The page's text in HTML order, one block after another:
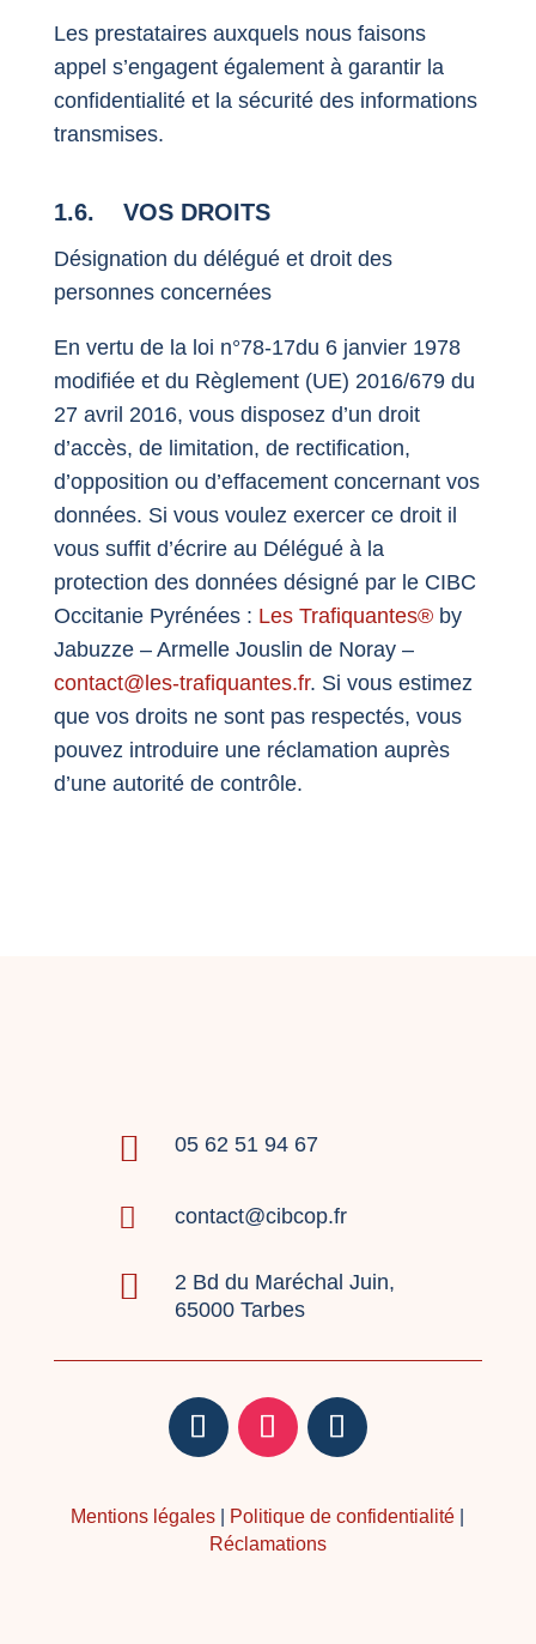
Les prestataires auxquels nous faisons
appel s’engagent également à garantir la
confidentialité et la sécurité des informations
transmises.
1.6. VOS DROITS
Désignation du délégué et droit des
personnes concernées
En vertu de la loi n°78-17du 6 janvier 1978
modifiée et du Règlement (UE) 2016/679 du
27 avril 2016, vous disposez d’un droit
d’accès, de limitation, de rectification,
d’opposition ou d’effacement concernant vos
données. Si vous voulez exercer ce droit il
vous suffit d’écrire au Délégué à la
protection des données désigné par le CIBC
Occitanie Pyrénées: Les Trafiquantes®by
Jabuzze – Armelle Jouslin de Noray –
contact@les-trafiquantes.fr. Si vous estimez
que vos droits ne sont pas respectés, vous
pouvez introduire une réclamation auprès
d’une autorité de contrôle.
 05 62 51 94 67
 contact@cibcop.fr

2 Bd du Maréchal Juin,
65000 Tarbes
Mentions légales Politique de confidentialité
Réclamations